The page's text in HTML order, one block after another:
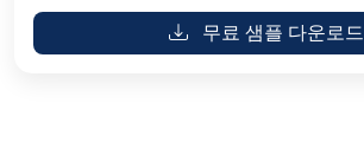
무료 샘플 다운로드